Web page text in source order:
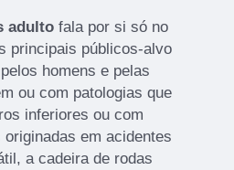
adulto fala por si só no
principais públicos-alvo
homens e pelas
ou com patologias que
inferiores ou com
em acidentes
a cadeira de rodas